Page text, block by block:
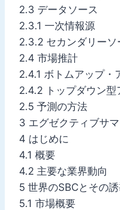
2.3 データソース
2.3.1 一次情報源
2.3.2 セカンダリーソ
2.4 市場推計
2.4.1 ボトムアップ・
2.4.2 トップダウン型
2.5 予測の方法
3 エグゼクティブサ
4 はじめに
4.1 概要
4.2 主要な業界動向
5 世界のSBCとその
5.1 市場概要